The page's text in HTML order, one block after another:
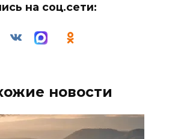
на соц.сети:
новости